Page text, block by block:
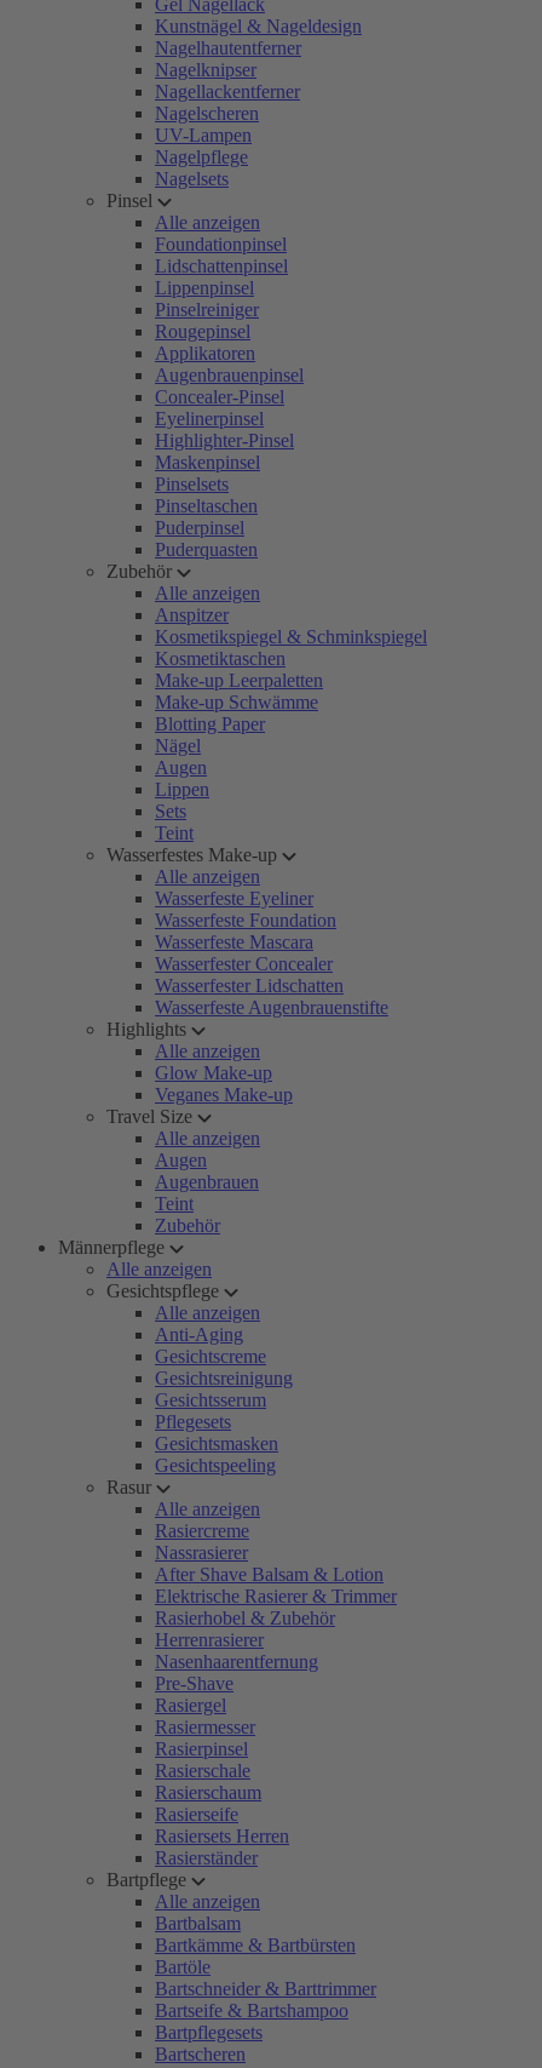
Gel Nagellack
Kunstnägel & Nageldesign
Nagelhautentferner
Nagelknipser
Nagellackentferner
Nagelscheren
UV-Lampen
Nagelpflege
Nagelsets
Pinsel
Alle anzeigen
Foundationpinsel
Lidschattenpinsel
Lippenpinsel
Pinselreiniger
Rougepinsel
Applikatoren
Augenbrauenpinsel
Concealer-Pinsel
Eyelinerpinsel
Highlighter-Pinsel
Maskenpinsel
Pinselsets
Pinseltaschen
Puderpinsel
Puderquasten
Zubehör
Alle anzeigen
Anspitzer
Kosmetikspiegel & Schminkspiegel
Kosmetiktaschen
Make-up Leerpaletten
Make-up Schwämme
Blotting Paper
Nägel
Augen
Lippen
Sets
Teint
Wasserfestes Make-up
Alle anzeigen
Wasserfeste Eyeliner
Wasserfeste Foundation
Wasserfeste Mascara
Wasserfester Concealer
Wasserfester Lidschatten
Wasserfeste Augenbrauenstifte
Highlights
Alle anzeigen
Glow Make-up
Veganes Make-up
Travel Size
Alle anzeigen
Augen
Augenbrauen
Teint
Zubehör
Männerpflege
Alle anzeigen
Gesichtspflege
Alle anzeigen
Anti-Aging
Gesichtscreme
Gesichtsreinigung
Gesichtsserum
Pflegesets
Gesichtsmasken
Gesichtspeeling
Rasur
Alle anzeigen
Rasiercreme
Nassrasierer
After Shave Balsam & Lotion
Elektrische Rasierer & Trimmer
Rasierhobel & Zubehör
Herrenrasierer
Nasenhaarentfernung
Pre-Shave
Rasiergel
Rasiermesser
Rasierpinsel
Rasierschale
Rasierschaum
Rasierseife
Rasiersets Herren
Rasierständer
Bartpflege
Alle anzeigen
Bartbalsam
Bartkämme & Bartbürsten
Bartöle
Bartschneider & Barttrimmer
Bartseife & Bartshampoo
Bartpflegesets
Bartscheren